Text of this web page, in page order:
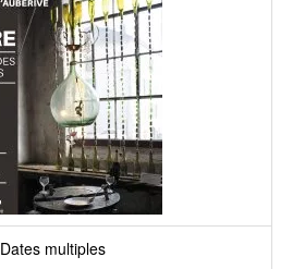
Dates multiples